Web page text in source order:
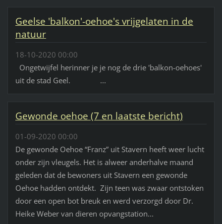
Geelse 'balkon'-oehoe's vrijgelaten in de
natuur
18-10-2020 00:00
Ongetwijfel herinner je je nog de drie 'balkon-oehoes'
uit de stad Geel. ...
Gewonde oehoe (7 en laatste bericht)
01-09-2020 00:00
De gewonde Oehoe “Franz” uit Stavern heeft weer lucht
onder zijn vleugels. Het is alweer anderhalve maand
geleden dat de bewoners uit Stavern een gewonde
Oehoe hadden ontdekt. Zijn teen was zwaar ontstoken
door een open bot breuk en werd verzorgd door Dr.
Heike Weber van dieren opvangstation...